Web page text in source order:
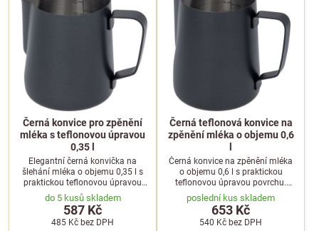
Černá konvice pro zpěnění
mléka s teflonovou úpravou
0,35 l
Elegantní černá konvička na
šlehání mléka o objemu 0,35 l s
praktickou teflonovou úpravou
povrchu pro snadnou údržbu.
do 5 kusů skladem
587 Kč
485 Kč bez DPH
Černá teflonová konvice na
zpěnění mléka o objemu 0,6
Černá konvice na zpěnění mléka
o objemu 0,6 l s praktickou
teflonovou úpravou povrchu.
Ideální pomocník pro každého
baristu při přípravě mléčné pěny.
poslední kus skladem
653 Kč
540 Kč bez DPH